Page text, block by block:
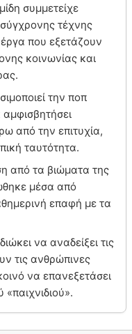
συμμετείχε
τέχνης
που εξετάζουν
κοινωνίας και
την ποπ
αμφισβητήσει
από την επιτυχία,
ταυτότητα.
από τα βιώματα της
μέσα από
επαφή με τα
να αναδείξει τις
τις ανθρώπινες
να επανεξετάσει